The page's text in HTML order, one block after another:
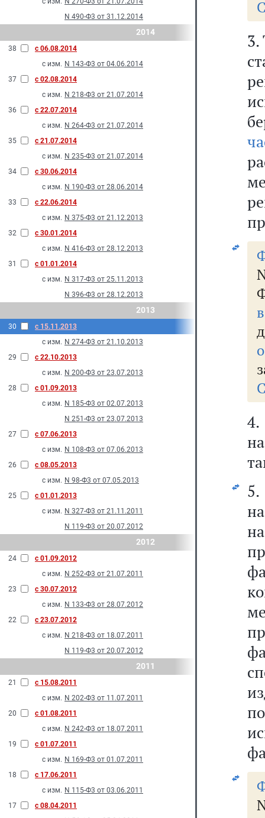
N 490-Ф3 от 31.12.2014
2014
38
с 06.08.2014
с изм. N 143-Ф3 от 04.06.2014
37
с 02.08.2014
с изм. N 218-Ф3 от 21.07.2014
36
с 22.07.2014
с изм. N 264-Ф3 от 21.07.2014
35
с 21.07.2014
с изм. N 235-Ф3 от 21.07.2014
34
с 30.06.2014
с изм. N 190-Ф3 от 28.06.2014
33
с 22.06.2014
с изм. N 375-Ф3 от 21.12.2013
32
с 30.01.2014
с изм. N 416-Ф3 от 28.12.2013
31
с 01.01.2014
с изм. N 317-Ф3 от 25.11.2013
N 396-Ф3 от 28.12.2013
2013
30
с 15.11.2013
с изм. N 274-Ф3 от 21.10.2013
29
с 22.10.2013
с изм. N 200-Ф3 от 23.07.2013
28
с 01.09.2013
с изм. N 185-Ф3 от 02.07.2013
N 251-Ф3 от 23.07.2013
27
с 07.06.2013
с изм. N 108-Ф3 от 07.06.2013
26
с 08.05.2013
с изм. N 98-Ф3 от 07.05.2013
25
с 01.01.2013
с изм. N 327-Ф3 от 21.11.2011
N 119-Ф3 от 20.07.2012
2012
24
с 01.09.2012
с изм. N 252-Ф3 от 21.07.2011
23
с 30.07.2012
с изм. N 133-Ф3 от 28.07.2012
22
с 23.07.2012
с изм. N 218-Ф3 от 18.07.2011
N 119-Ф3 от 20.07.2012
2011
21
с 15.08.2011
с изм. N 202-Ф3 от 11.07.2011
20
с 01.08.2011
с изм. N 242-Ф3 от 18.07.2011
19
с 01.07.2011
с изм. N 169-Ф3 от 01.07.2011
18
с 17.06.2011
с изм. N 115-Ф3 от 03.06.2011
17
с 08.04.2011
3.